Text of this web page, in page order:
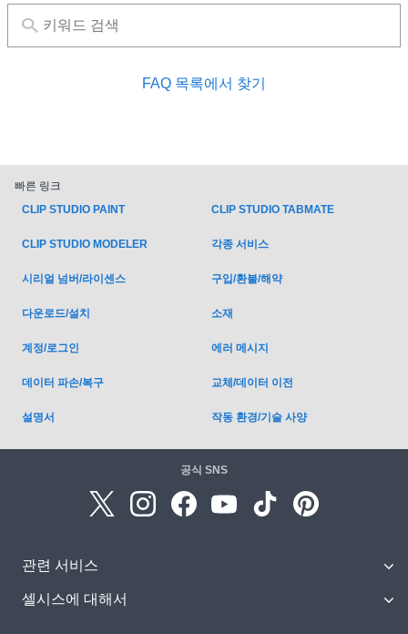
FAQ 목록에서 찾기
빠른 링크
CLIP STUDIO PAINT
CLIP STUDIO TABMATE
CLIP STUDIO MODELER 각종 서비스
시리얼 넘버/라이센스 구입/환불/해약
다운로드/설치 소재
계정/로그인 에러 메시지
데이터 파손/복구 교체/데이터 이전
설명서 작동 환경/기술 사양
공식 SNS
관련 서비스
셀시스에 대해서